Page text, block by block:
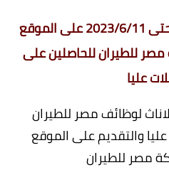
التقديم بداية من اليوم وحتى 2023/6/11 على الموقع
للطيران للحاصلين على
عليا
لوظائف مصر للطيران
والتقديم على الموقع
مصر للطيران